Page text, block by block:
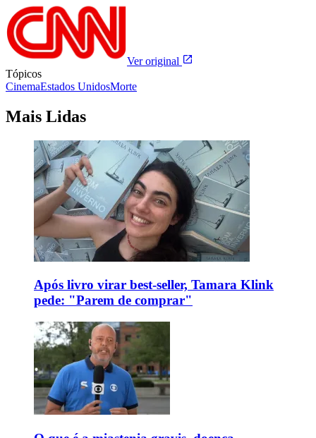
Ver original
Tópicos
CinemaEstados UnidosMorte
Mais Lidas
Após livro virar best-seller, Tamara Klink
pede: "Parem de comprar"